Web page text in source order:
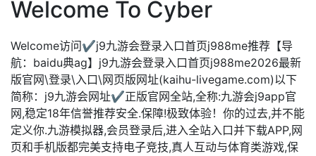
Welcome To Cyber
Welcome访问✔j9九游会登录入口首页j988me推荐【导
航：baidu典ag】j9九游会登录入口首页j988me2026最新
版官网\登录\入口\网页版网址(kaihu-livegame.com)以下
简称：j9九游会网址✔正版官网全站,全称:九游会j9app官
网,稳定18年信誉推荐安全.保障!极致体验！你的过去,并不能
定义你.九游模拟器,会员登录后,进入全站入口并下载APP,网
页和手机版都完美支持电子竞技,真人互动与体育类游戏,保